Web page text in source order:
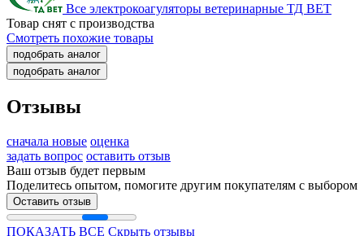
Все электрокоагуляторы ветеринарные ТД ВЕТ
Товар снят с производства
Смотреть похожие товары
подобрать аналог
подобрать аналог
Отзывы
сначала новые оценка
задать вопрос оставить отзыв
Ваш отзыв будет первым
Поделитесь опытом, помогите другим покупателям с выбором
Оставить отзыв
ПОКАЗАТЬ ВСЕ Скрыть отзывы